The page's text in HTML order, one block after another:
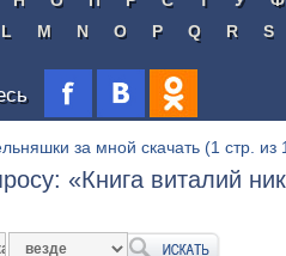
L M N O P Q R S
за мной скачать (1 стр. из
«Книга виталий